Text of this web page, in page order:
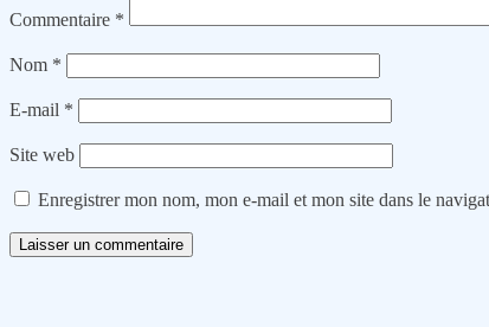
Commentaire *
Nom *
E-mail *
Site web
Enregistrer mon nom, mon e-mail et mon site dans le